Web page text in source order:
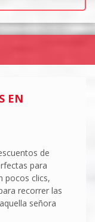
EN
de
para
pocos clics,
recorrer las
señora